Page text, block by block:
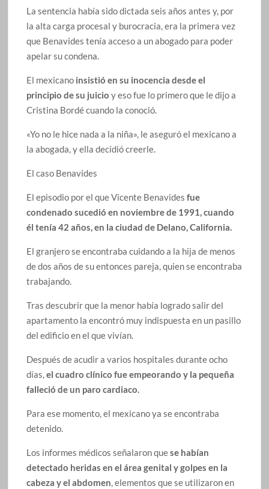
La sentencia había sido dictada seis años antes y, por
la alta carga procesal y burocracia, era la primera vez
que Benavides tenía acceso a un abogado para poder
apelar su condena.
El mexicano insistió en su inocencia desde el
principio de su juicio y eso fue lo primero que le dijo a
Cristina Bordé cuando la conoció.
«Yo no le hice nada a la niña», le aseguró el mexicano a
la abogada, y ella decidió creerle.
El caso Benavides
El episodio por el que Vicente Benavidesfue
condenado sucedió en noviembre de 1991, cuando
él tenía 42 años, en la ciudad de Delano, California.
El granjero se encontraba cuidando a la hija de menos
de dos años de su entonces pareja, quien se encontraba
trabajando.
Tras descubrir que la menor había logrado salir del
apartamento la encontró muy indispuesta en un pasillo
del edificio en el que vivían.
Después de acudir a varios hospitales durante ocho
días,el cuadro clínico fue empeorando y la pequeña
falleció de un paro cardiaco.
Para ese momento, el mexicano ya se encontraba
detenido.
Los informes médicos señalaron quese habían
detectado heridas en el área genital y golpes en la
cabeza y el abdomen, elementos que se utilizaron en